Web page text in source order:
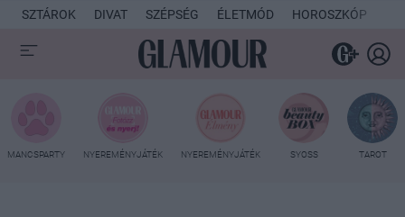
SZTÁROK DIVAT SZÉPSÉG ÉLETMÓD HOROSZKÓP
MANCSPARTY NYEREMÉNYJÁTÉK NYEREMÉNYJÁTÉK SYOSS TAROT